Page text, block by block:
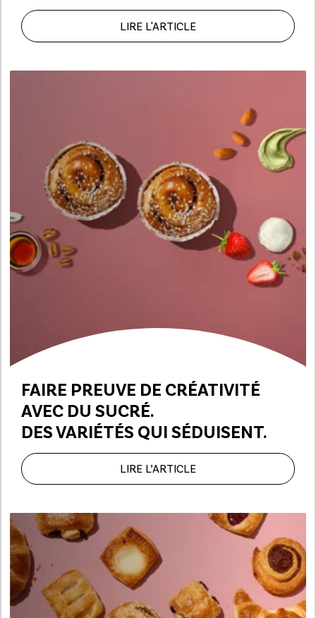
LIRE L'ARTICLE
FAIRE PREUVE DE CRÉATIVITÉ
AVEC DU SUCRÉ.
DES VARIÉTÉS QUI SÉDUISENT.
LIRE L’ARTICLE